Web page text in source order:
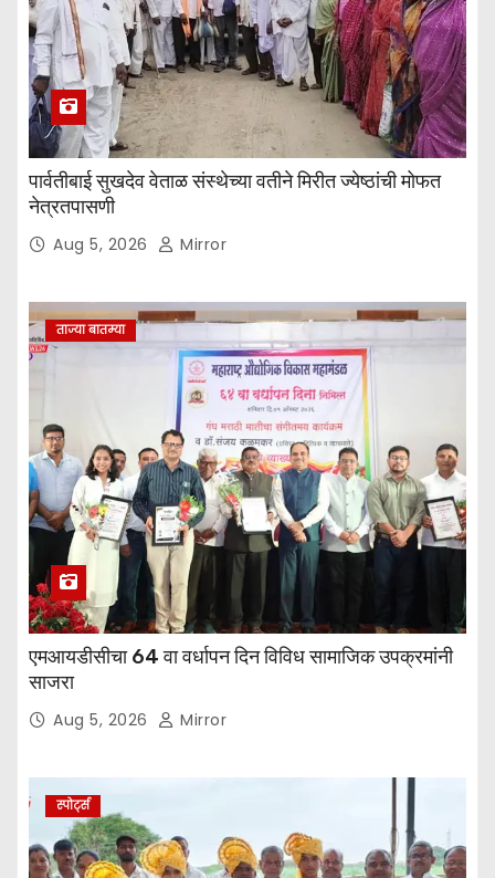
पार्वतीबाई सुखदेव वेताळ संस्थेच्या वतीने मिरीत ज्येष्ठांची मोफत
नेत्रतपासणी
Aug 5, 2026 Mirror
ताज्या बातम्या
एमआयडीसीचा 64 वा वर्धापन दिन विविध सामाजिक उपक्रमांनी
साजरा
Aug 5, 2026 Mirror
स्पोर्ट्स